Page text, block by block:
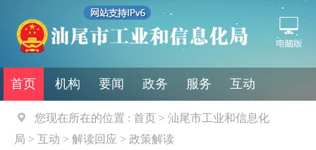
首页 机构 要闻 政务 服务 互动
您现在所在的位置 : 首页 > 汕尾市工业和信息化
局 > 互动 > 解读回应 > 政策解读